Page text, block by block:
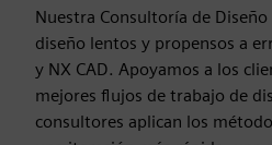
Nuestra Consultoría de
diseño lentos y propensos a
y NX CAD. Apoyamos a los
mejores flujos de trabajo de
consultores aplican los